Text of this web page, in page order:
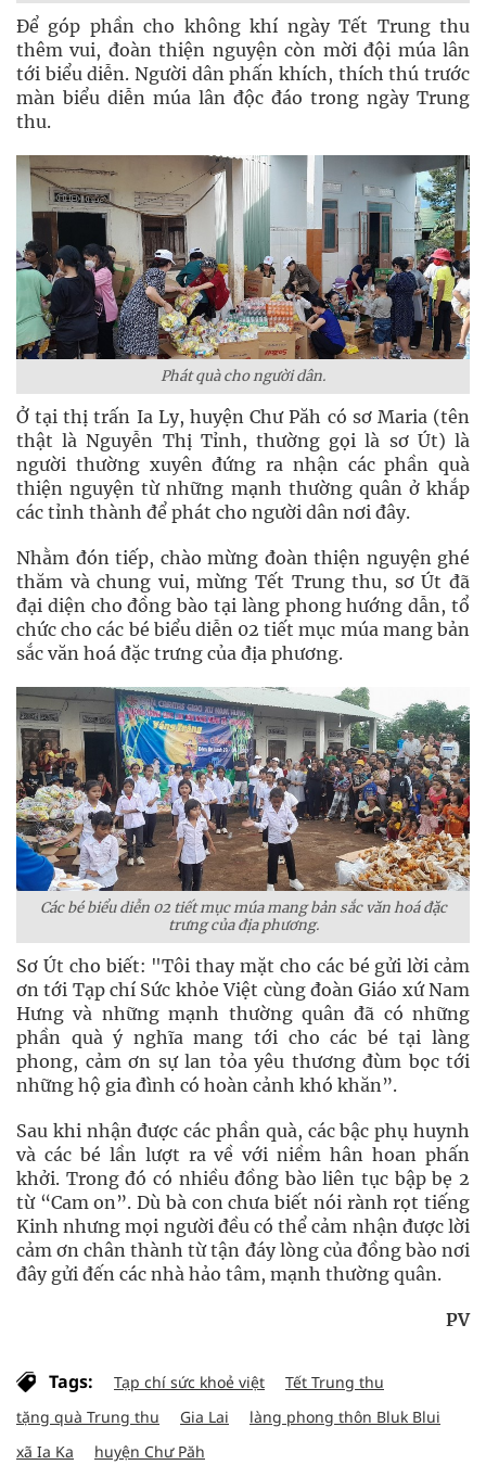
Để góp phần cho không khí ngày Tết Trung thu
thêm vui, đoàn thiện nguyện còn mời đội múa lân
tới biểu diễn. Người dân phấn khích, thích thú trước
màn biểu diễn múa lân độc đáo trong ngày Trung
thu.
Phát quà cho người dân.
Ở tại thị trấn Ia Ly, huyện Chư Păh có sơ Maria (tên
thật là Nguyễn Thị Tỉnh, thường gọi là sơ Út) là
người thường xuyên đứng ra nhận các phần quà
thiện nguyện từ những mạnh thường quân ở khắp
các tỉnh thành để phát cho người dân nơi đây.
Nhằm đón tiếp, chào mừng đoàn thiện nguyện ghé
thăm và chung vui, mừng Tết Trung thu, sơ Út đã
đại diện cho đồng bào tại làng phong hướng dẫn, tổ
chức cho các bé biểu diễn 02 tiết mục múa mang bản
sắc văn hoá đặc trưng của địa phương.
Các bé biểu diễn 02 tiết mục múa mang bản sắc văn hoá đặc
trưng của địa phương.
Sơ Út cho biết: "Tôi thay mặt cho các bé gửi lời cảm
ơn tới Tạp chí Sức khỏe Việt cùng đoàn Giáo xứ Nam
Hưng và những mạnh thường quân đã có những
phần quà ý nghĩa mang tới cho các bé tại làng
phong, cảm ơn sự lan tỏa yêu thương đùm bọc tới
những hộ gia đình có hoàn cảnh khó khăn”.
Sau khi nhận được các phần quà, các bậc phụ huynh
và các bé lần lượt ra về với niềm hân hoan phấn
khởi. Trong đó có nhiều đồng bào liên tục bập bẹ 2
từ “Cam on”. Dù bà con chưa biết nói rành rọt tiếng
Kinh nhưng mọi người đều có thể cảm nhận được lời
cảm ơn chân thành từ tận đáy lòng của đồng bào nơi
đây gửi đến các nhà hảo tâm, mạnh thường quân.
PV
Tags: Tạp chí sức khoẻ việt
Tết Trung thu
tặng quà Trung thu
Gia Lai
làng phong thôn Bluk Blui
xã Ia Ka
huyện Chư Păh